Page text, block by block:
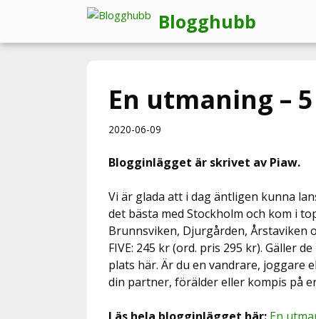
innehåll
Blogghubb
En utmaning –
2020-06-09
Blogginlägget är skrivet av Piaw.
Vi är glada att i dag äntligen kunna
det bästa med Stockholm och kom i
Brunnsviken, Djurgården, Årstaviken
FIVE: 245 kr (ord. pris 295 kr). Gäller
plats här. Är du en vandrare, joggare
din partner, förälder eller kompis på